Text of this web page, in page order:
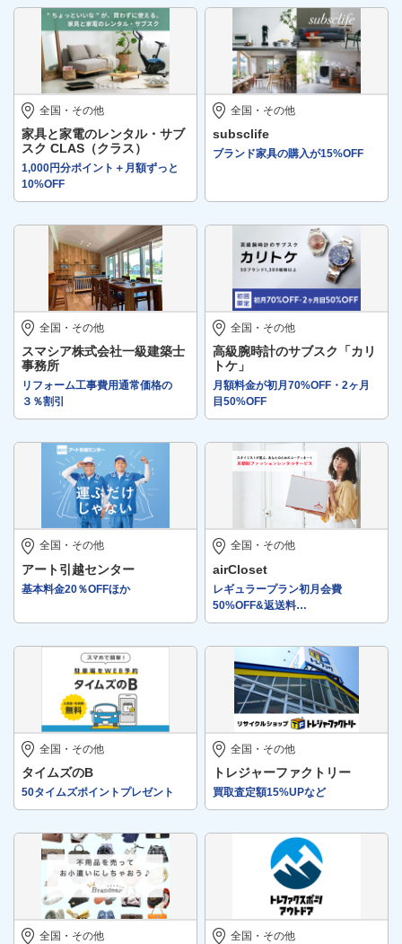
全国・その他
家具と家電のレンタル・サブ
スク CLAS（クラス）
1,000円分ポイント＋月額ずっと
10%OFF
全国・その他
subsclife
ブランド家具の購入が15%OFF
全国・その他
スマシア株式会社一級建築士
事務所
リフォーム工事費用通常価格の
３％割引
全国・その他
高級腕時計のサブスク「カリ
トケ」
月額料金が初月70%OFF・2ヶ月
目50%OFF
全国・その他
アート引越センター
基本料金20％OFFほか
全国・その他
airCloset
レギュラープラン初月会費
50%OFF&返送料…
全国・その他
タイムズのB
50タイムズポイントプレゼント
全国・その他
トレジャーファクトリー
買取査定額15%UPなど
全国・その他 全国・その他